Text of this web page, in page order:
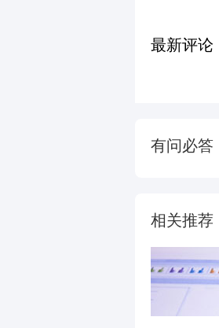
最新评论
有问必答
相关推荐